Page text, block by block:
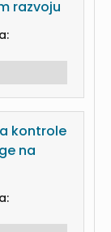
razvoju
kontrole
na